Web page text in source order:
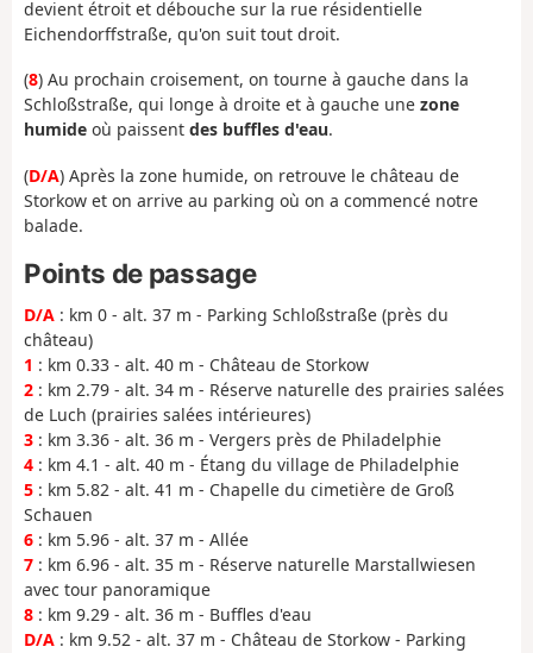
devient étroit et débouche sur la rue résidentielle
Eichendorffstraße, qu'on suit tout droit.
(8) Au prochain croisement, on tourne à gauche dans la
Schloßstraße, qui longe à droite et à gauche une zone
humide où paissent des buffles d'eau.
(D/A) Après la zone humide, on retrouve le château de
Storkow et on arrive au parking où on a commencé notre
balade.
Points de passage
D/A : km 0 - alt. 37 m - Parking Schloßstraße (près du
château)
1 : km 0.33 - alt. 40 m - Château de Storkow
2 : km 2.79 - alt. 34 m - Réserve naturelle des prairies salées
de Luch (prairies salées intérieures)
3 : km 3.36 - alt. 36 m - Vergers près de Philadelphie
4 : km 4.1 - alt. 40 m - Étang du village de Philadelphie
5 : km 5.82 - alt. 41 m - Chapelle du cimetière de Groß
Schauen
6 : km 5.96 - alt. 37 m - Allée
7 : km 6.96 - alt. 35 m - Réserve naturelle Marstallwiesen
avec tour panoramique
8 : km 9.29 - alt. 36 m - Buffles d'eau
D/A : km 9.52 - alt. 37 m - Château de Storkow - Parking